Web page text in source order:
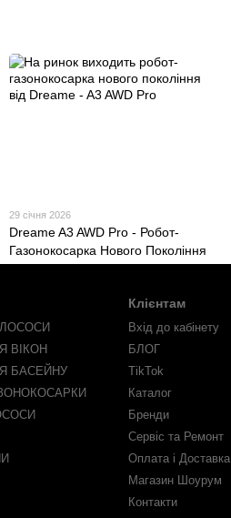
29 січня 2026
Dreame A3 AWD Pro - Робот-
Газонокосарка Нового Покоління
ВІКОН
БАСЕЙНУ
Клієнтам
Вхід до кабінету
БЛОГ
TikTok
Каталог
Бренди
Сервіс та Ремонт
Оплата і Доставка
Магазин Шоурум
Контакти